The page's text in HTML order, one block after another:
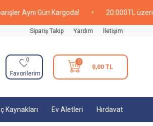
Gün Kargoda! • 20.000TL üzeri
Sipariş Takip Yardım İletişim
0
Favorilerim
0
0,00TL
Kaynakları Ev Aletleri Hırdavat